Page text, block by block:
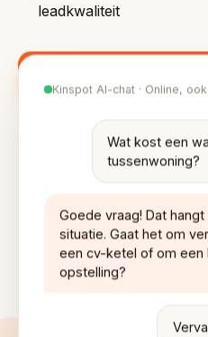
leadkwaliteit
Bekijk de voordelen
Kinspot AI-chat · Online,
Wat kost een
tussenwoning?
Goede vraag! Dat hangt
situatie. Gaat het om
een cv-ketel of om een
opstelling?